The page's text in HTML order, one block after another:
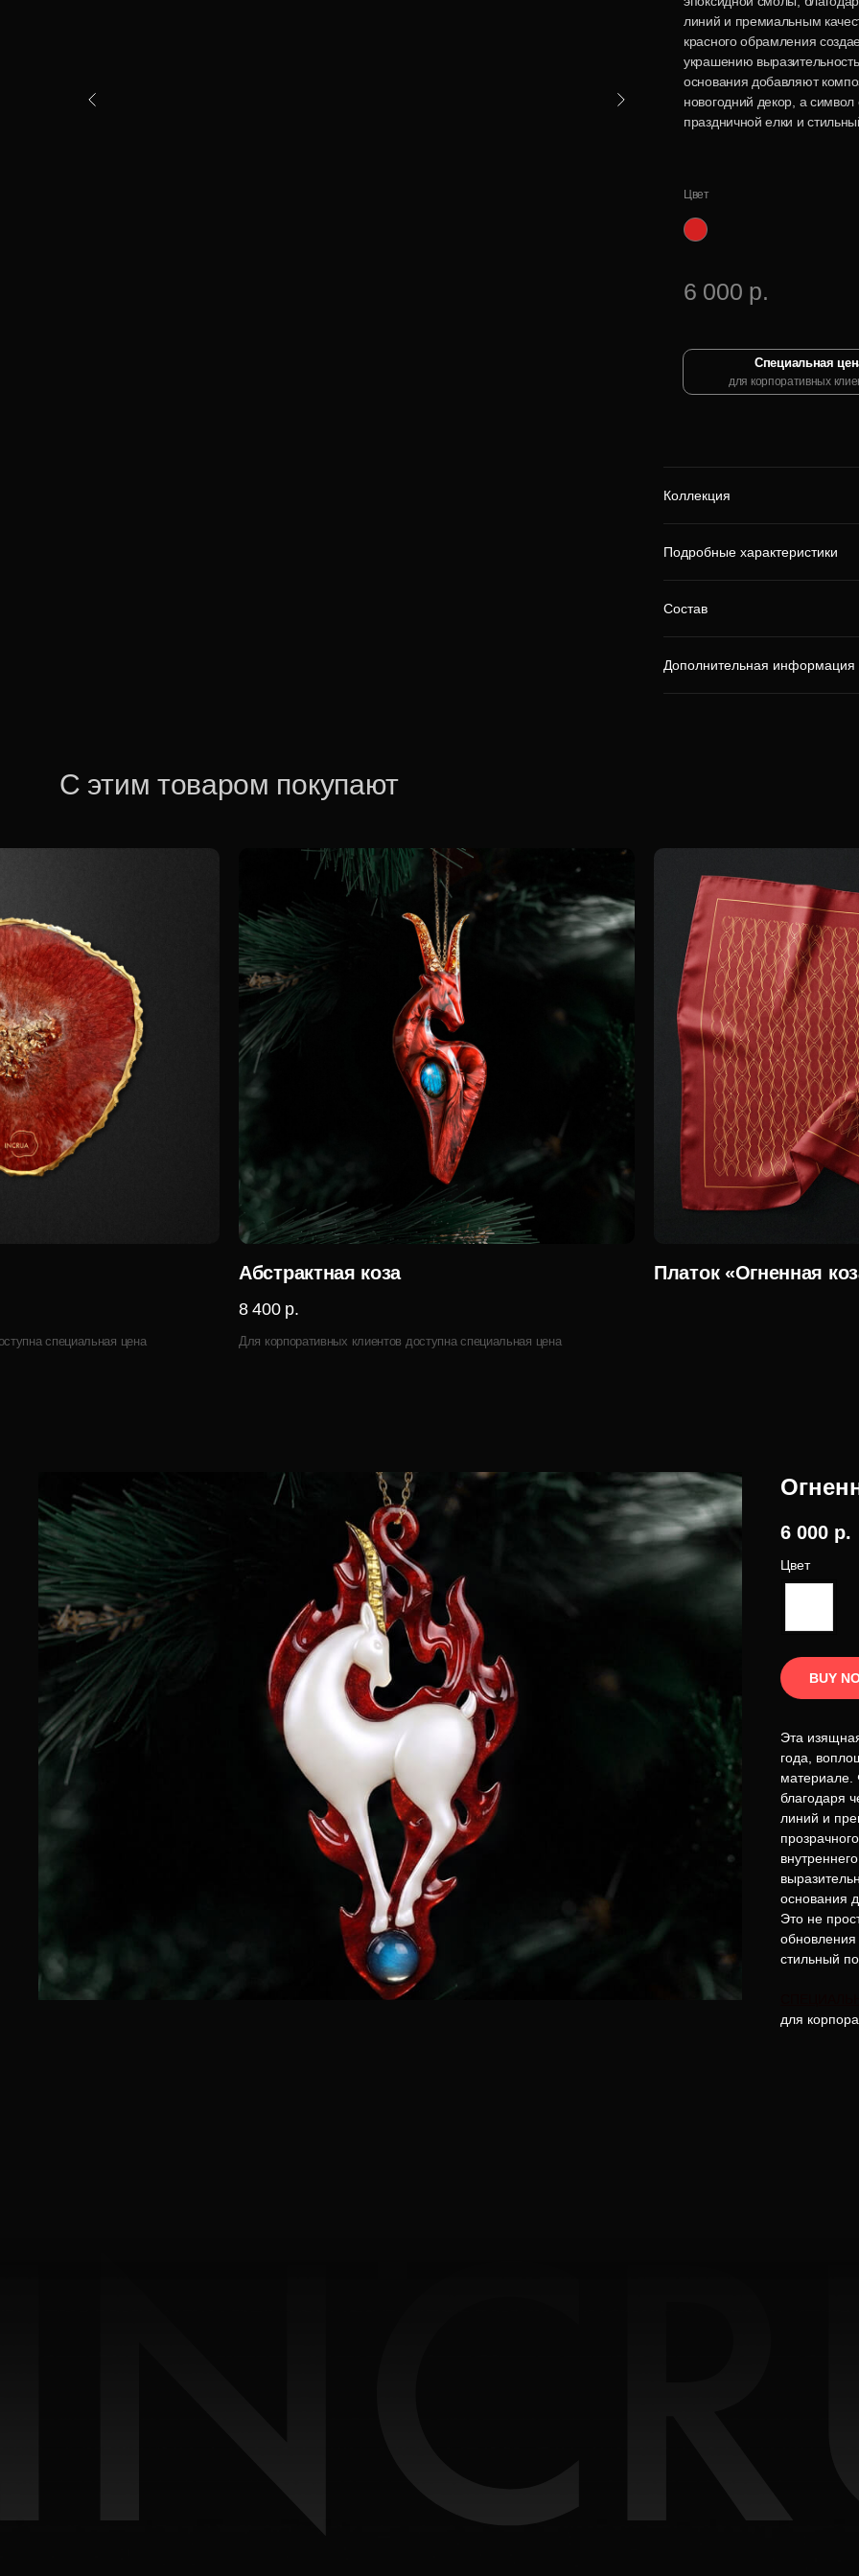
6 000 р.
линий и премиальным
красного обрамления
украшению
основания добавляют
новогодний декор, а
праздничной елки и
Специальная
для корпоративных
Цвет
Коллекция
Подробные характеристики
Состав
Дополнительная информация
Платок «Огненная
Абстрактная коза
Для корпоративных клиентов доступна специальная цена
8 400 р.
специальная цена
С этим товаром покупают
6 000 р.
Цвет
BUY
Эта
года,
материале.
благодаря
линий и
основания
Это не
стильный
для